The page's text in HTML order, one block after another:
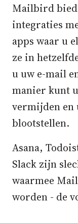
Mailbird
integraties
apps waar u
ze in
u uw e-mail
manier kunt
vermijden en
blootstellen.
Asana,
Slack zijn
waarmee
worden - de